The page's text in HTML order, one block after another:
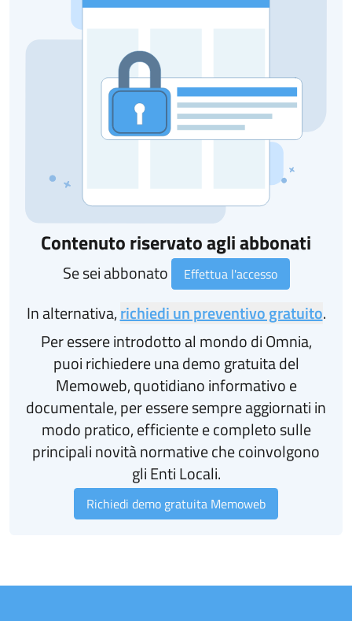
Contenuto riservato agli abbonati
Se sei abbonato Effettua l'accesso
In alternativa,richiedi un preventivo gratuito.
Per essere introdotto al mondo di Omnia,
puoi richiedere una demo gratuita del
Memoweb, quotidiano informativo e
documentale, per essere sempre aggiornati in
modo pratico, efficiente e completo sulle
principali novità normative che coinvolgono
gli Enti Locali.
Richiedi demo gratuita Memoweb